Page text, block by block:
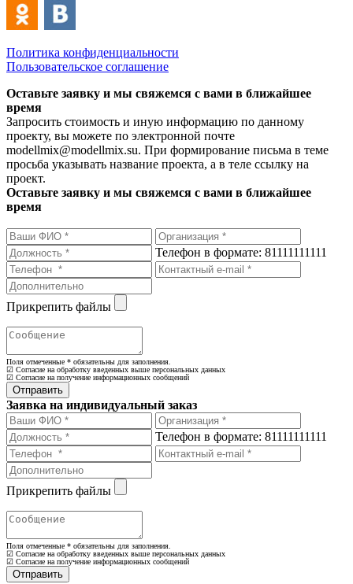
Политика конфиденциальности
Пользовательское соглашение
Оставьте заявку и мы свяжемся с вами в ближайшее
время
Запросить стоимость и иную информацию по данному
проекту, вы можете по электронной почте
modellmix@modellmix.su. При формирование письма в теме
просьба указывать название проекта, а в теле ссылку на
проект.
Оставьте заявку и мы свяжемся с вами в ближайшее
время
Телефон в формате: 81111111111
Прикрепить файлы
Поля отмеченные * обязательны для заполнения.
☑ Согласие на обработку введенных выше персональных данных
☑ Согласие на получение информационных сообщений
Заявка на индивидуальный заказ
Телефон в формате: 81111111111
Прикрепить файлы
Поля отмеченные * обязательны для заполнения.
☑ Согласие на обработку введенных выше персональных данных
☑ Согласие на получение информационных сообщений